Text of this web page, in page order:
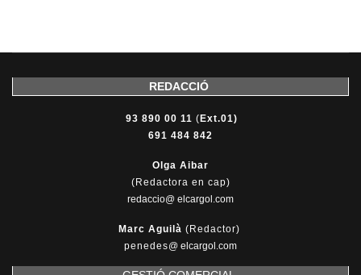
REDACCIÓ
93 890 00 11 ( Ext.01)
691 484 842
Olga Aibar
(Redactora en cap)
redaccio@ elcargol.com
Marc Aguilà (Redactor)
penedes@ elcargol.com